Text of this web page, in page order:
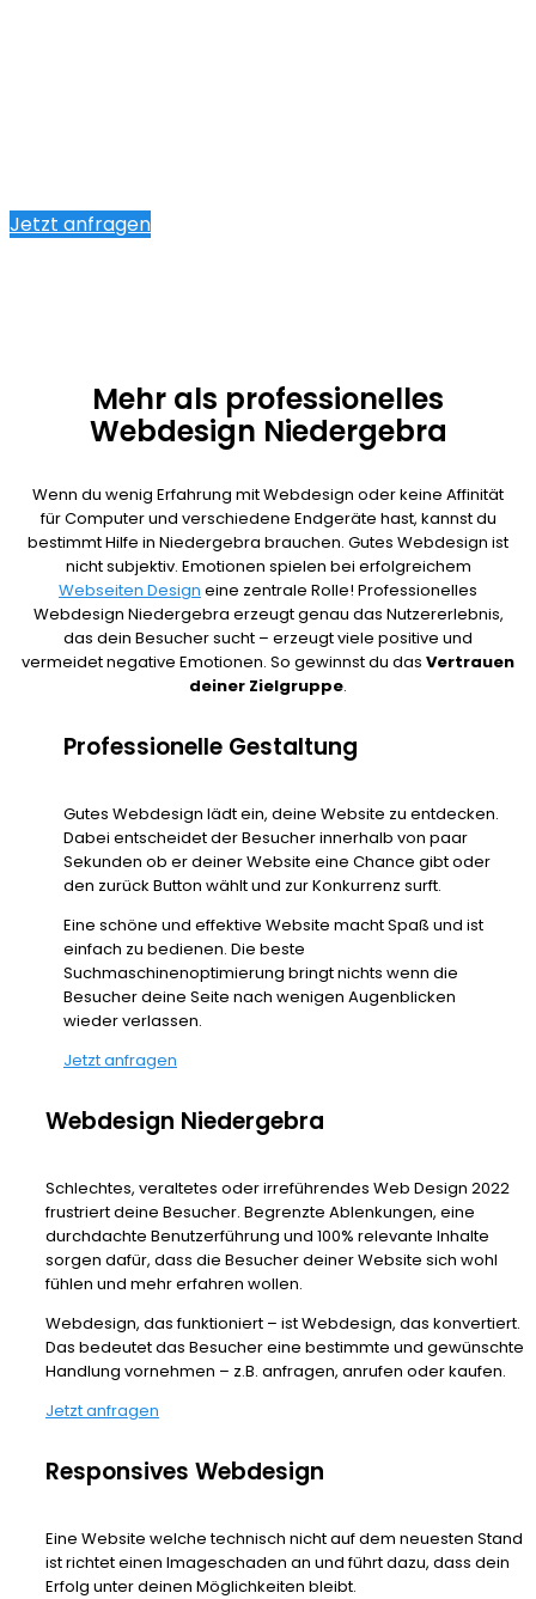
Jetzt anfragen
Mehr als professionelles
Webdesign Niedergebra
Wenn du wenig Erfahrung mit Webdesign oder keine Affinität
für Computer und verschiedene Endgeräte hast, kannst du
bestimmt Hilfe in Niedergebra brauchen. Gutes Webdesign ist
nicht subjektiv. Emotionen spielen bei erfolgreichem
Webseiten Design eine zentrale Rolle! Professionelles
Webdesign Niedergebra erzeugt genau das Nutzererlebnis,
das dein Besucher sucht – erzeugt viele positive und
vermeidet negative Emotionen. So gewinnst du das Vertrauen
deiner Zielgruppe.
Professionelle Gestaltung
Gutes Webdesign lädt ein, deine Website zu entdecken.
Dabei entscheidet der Besucher innerhalb von paar
Sekunden ob er deiner Website eine Chance gibt oder
den zurück Button wählt und zur Konkurrenz surft.
Eine schöne und effektive Website macht Spaß und ist
einfach zu bedienen. Die beste
Suchmaschinenoptimierung bringt nichts wenn die
Besucher deine Seite nach wenigen Augenblicken
wieder verlassen.
Jetzt anfragen
Webdesign Niedergebra
Schlechtes, veraltetes oder irreführendes Web Design 2022
frustriert deine Besucher. Begrenzte Ablenkungen, eine
durchdachte Benutzerführung und 100% relevante Inhalte
sorgen dafür, dass die Besucher deiner Website sich wohl
fühlen und mehr erfahren wollen.
Webdesign, das funktioniert – ist Webdesign, das konvertiert.
Das bedeutet das Besucher eine bestimmte und gewünschte
Handlung vornehmen – z.B. anfragen, anrufen oder kaufen.
Jetzt anfragen
Responsives Webdesign
Eine Website welche technisch nicht auf dem neuesten Stand
ist richtet einen Imageschaden an und führt dazu, dass dein
Erfolg unter deinen Möglichkeiten bleibt.